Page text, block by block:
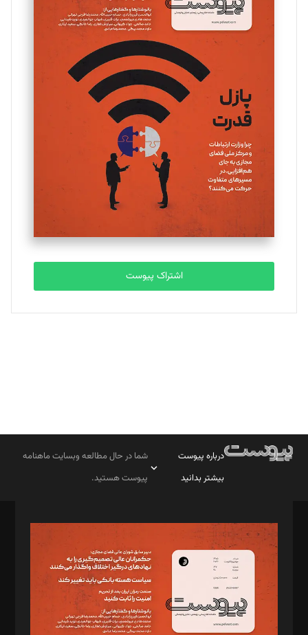
مینا پاکدل
یسنا امان‌پور
تحریریه
ملینا جعفری
تحریریه
مصطفی مسجدی آرانی
تحریریه
بابک نقاش
تحریریه
اشتراک پیوست
درباره پیوست
بیشتر بدانید
شما در حال مطالعه وبسایت ماهنامه
پیوست هستید.
مدیر مسئول: محمدباقر اثنی‌عشری
سردبیر: مهرک محمودی
دبیر تحریریه: میثم قاسمی
د‌بیر ناداستان: سمانه سمیع
د‌بیر خدمت و تجارت: ابوالفضل رجبی
د‌بیر حقوق فناوری: حسام‌الدین ایپکچی